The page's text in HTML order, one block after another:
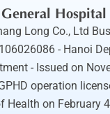
Hospital
Long Co., Ltd
- Hanoi
- Issued on
operation
Health on February